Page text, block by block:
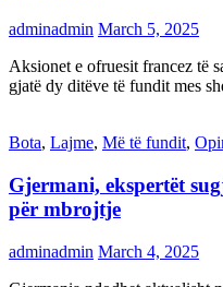
adminadmin March 5, 2025
Aksionet e ofruesit francez të
gjatë dy ditëve të fundit mes
Bota, Lajme, Më të fundit,
Gjermani, ekspertët
për mbrojtje
adminadmin March 4, 2025